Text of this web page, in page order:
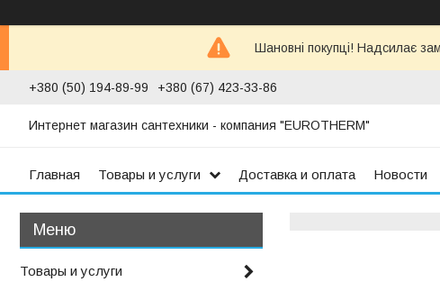
Шановні покупці! Надсилає
+380 (50) 194-89-99 +380 (67) 423-33-86
Интернет магазин сантехники - компания "EUROTHERM"
Главная Товары и услуги Доставка и оплата Новости
Товары и услуги